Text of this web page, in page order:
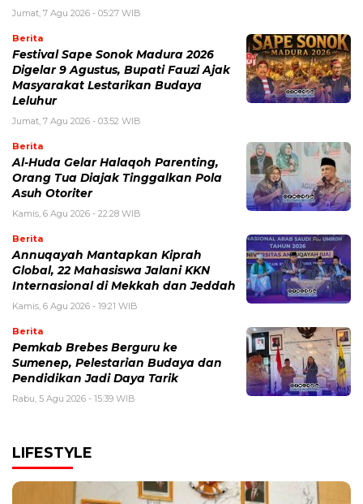
Jumat, 7 Agu 2026 - 05:27 WIB
Berita
Festival Sape Sonok Madura 2026
Digelar 9 Agustus, Bupati Fauzi Ajak
Masyarakat Lestarikan Budaya
Leluhur
Jumat, 7 Agu 2026 - 03:52 WIB
Berita
Al-Huda Gelar Halaqoh Parenting,
Orang Tua Diajak Tinggalkan Pola
Asuh Otoriter
Kamis, 6 Agu 2026 - 22:28 WIB
Berita
Annuqayah Mantapkan Kiprah
Global, 22 Mahasiswa Jalani KKN
Internasional di Mekkah dan Jeddah
Kamis, 6 Agu 2026 - 19:21 WIB
Berita
Pemkab Brebes Berguru ke
Sumenep, Pelestarian Budaya dan
Pendidikan Jadi Daya Tarik
Rabu, 5 Agu 2026 - 15:39 WIB
LIFESTYLE